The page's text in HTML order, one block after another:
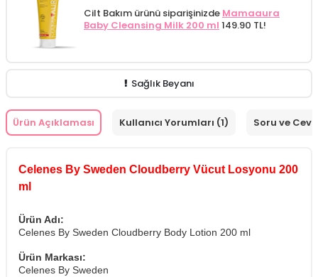
Cilt Bakım ürünü siparişinizde Mamaaura
Baby Cleansing Milk 200 ml 149.90 TL!
Sağlık Beyanı
Ürün Açıklaması Kullanıcı Yorumları (1) Soru ve
Celenes By Sweden Cloudberry Vücut Losyonu 200
ml
Ürün Adı:
Celenes By Sweden Cloudberry Body Lotion 200 ml
Ürün Markası:
Celenes By Sweden